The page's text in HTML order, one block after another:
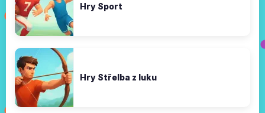
Hry Sport
Hry Střelba z luku